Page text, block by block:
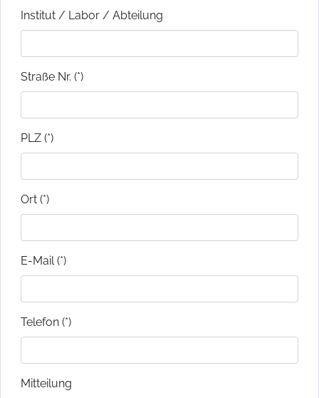
Institut / Labor / Abteilung
Straße Nr. (*)
PLZ (*)
Ort (*)
E-Mail (*)
Telefon (*)
Mitteilung